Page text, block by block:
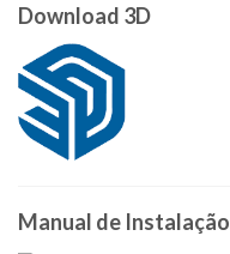
Download 3D
Manual de Instalação